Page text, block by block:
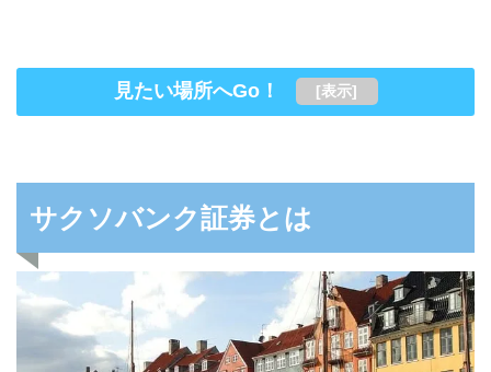
見たい場所へGo！ [表示]
サクソバンク証券とは